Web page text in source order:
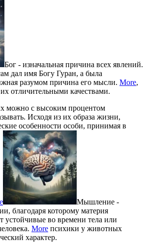
Бог - изначальная причина всех явлений.
дал имя Богу Гуран, а была
разумом причина его мысли. More,
отличительными качествами.
можно с высоким процентом
Исходя из их образа жизни,
особенности особи, принимая в
Мышление -
благодаря которому материя
устойчивые во времени тела или
More психики у животных
характер.